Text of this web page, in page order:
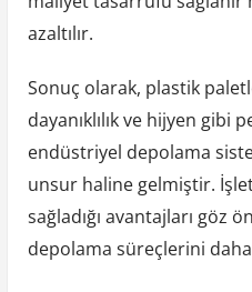
azaltılır.
Sonuç olarak, plastik
dayanıklılık ve hijyen gibi
endüstriyel depolama
unsur haline gelmiştir.
sağladığı avantajları göz
depolama süreçlerini